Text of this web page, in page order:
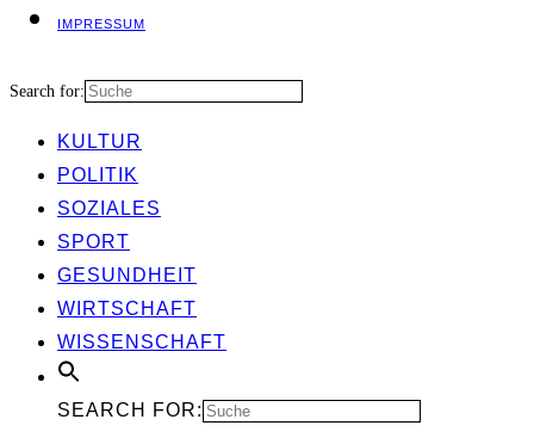
IMPRES­SUM
Search for:
KUL­TUR
POLI­TIK
SOZIA­LES
SPORT
GESUND­HEIT
WIRT­SCHAFT
WIS­SEN­SCHAFT
SEARCH FOR: